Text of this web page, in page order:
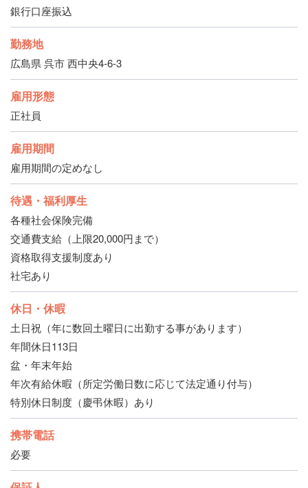
銀行口座振込
勤務地
広島県 呉市 西中央4-6-3
雇用形態
正社員
雇用期間
雇用期間の定めなし
待遇・福利厚生
各種社会保険完備
交通費支給（上限20,000円まで）
資格取得支援制度あり
社宅あり
休日・休暇
土日祝（年に数回土曜日に出勤する事があります）
年間休日113日
盆・年末年始
年次有給休暇（所定労働日数に応じて法定通り付与）
特別休日制度（慶弔休暇）あり
携帯電話
必要